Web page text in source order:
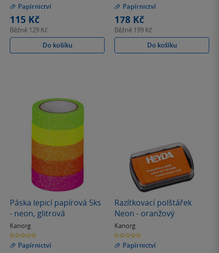
5
hvězdiček
Papírnictví
115 Kč
Běžně 129 Kč
Do košíku
5
hvězdiček
Papírnictví
178 Kč
Běžně 199 Kč
Do košíku
Páska lepicí papírová 5ks
- neon, glitrová
Kanorg
0.0
z
5
hvězdiček
Papírnictví
Razítkovací polštářek
Neon - oranžový
Kanorg
0.0
z
5
hvězdiček
Papírnictví